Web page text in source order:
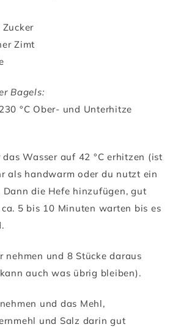
Zimt
Bagels:
°C Ober- und Unterhitze
Wasser auf 42 °C erhitzen (ist
als handwarm oder du nutzt ein
Dann die Hefe hinzufügen, gut
5 bis 10 Minuten warten bis es
nehmen und 8 Stücke daraus
auch was übrig bleiben).
und das Mehl,
und Salz darin gut